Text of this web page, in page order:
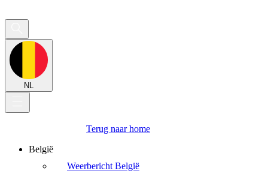
NL
Terug naar home
België
Weerbericht België